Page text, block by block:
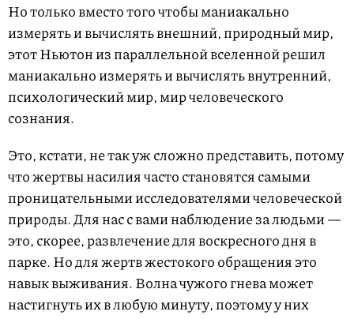
Но только вместо того чтобы маниакально
измерять и вычислять внешний, природный мир,
этот Ньютон из параллельной вселенной решил
маниакально измерять и вычислять внутренний,
психологический мир, мир человеческого
сознания.
Это, кстати, не так уж сложно представить, потому
что жертвы насилия часто становятся самыми
проницательными исследователями человеческой
природы. Для нас с вами наблюдение за людьми —
это, скорее, развлечение для воскресного дня в
парке. Но для жертв жестокого обращения это
навык выживания. Волна чужого гнева может
настигнуть их в любую минуту, поэтому у них